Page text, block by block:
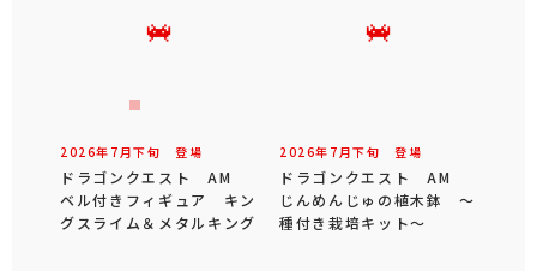
2026年 7 月下旬 登場
ドラゴンクエスト AM
ベル付きフィギュア キン
グスライム＆メタルキング
2026年 7 月下旬 登場
ドラゴンクエスト AM
じんめんじゅの植木鉢 ～
種付き栽培キット～